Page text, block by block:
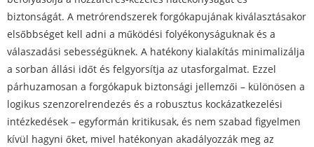
biztonságát. A metrórendszerek forgókapujának kiválasztásakor
elsőbbséget kell adni a működési folyékonyságuknak és a
válaszadási sebességüknek. A hatékony kialakítás minimalizálja
a sorban állási időt és felgyorsítja az utasforgalmat. Ezzel
párhuzamosan a forgókapuk biztonsági jellemzői – különösen a
logikus szenzorelrendezés és a robusztus kockázatkezelési
intézkedések – egyformán kritikusak, és nem szabad figyelmen
kívül hagyni őket, mivel hatékonyan akadályozzák meg az